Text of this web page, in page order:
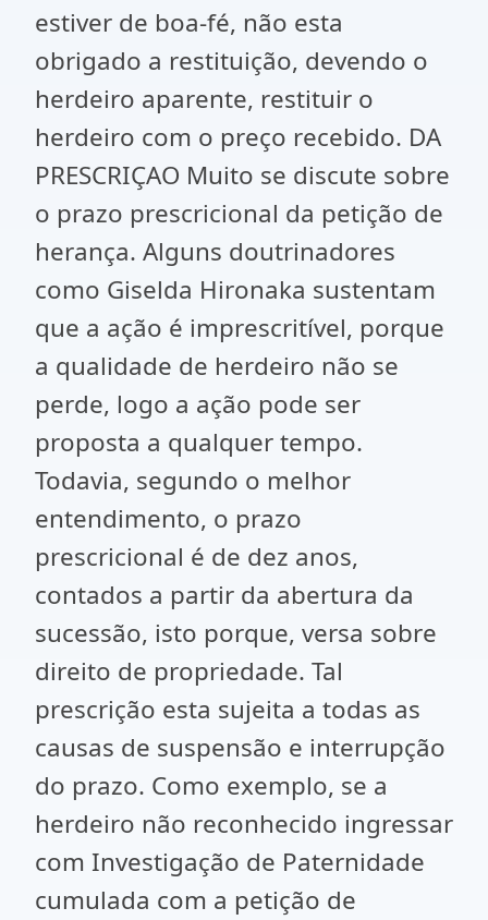
estiver de boa-fé, não esta
obrigado a restituição, devendo o
herdeiro aparente, restituir o
herdeiro com o preço recebido. DA
PRESCRIÇAO Muito se discute sobre
o prazo prescricional da petição de
herança. Alguns doutrinadores
como Giselda Hironaka sustentam
que a ação é imprescritível, porque
a qualidade de herdeiro não se
perde, logo a ação pode ser
proposta a qualquer tempo.
Todavia, segundo o melhor
entendimento, o prazo
prescricional é de dez anos,
contados a partir da abertura da
sucessão, isto porque, versa sobre
direito de propriedade. Tal
prescrição esta sujeita a todas as
causas de suspensão e interrupção
do prazo. Como exemplo, se a
herdeiro não reconhecido ingressar
com Investigação de Paternidade
cumulada com a petição de